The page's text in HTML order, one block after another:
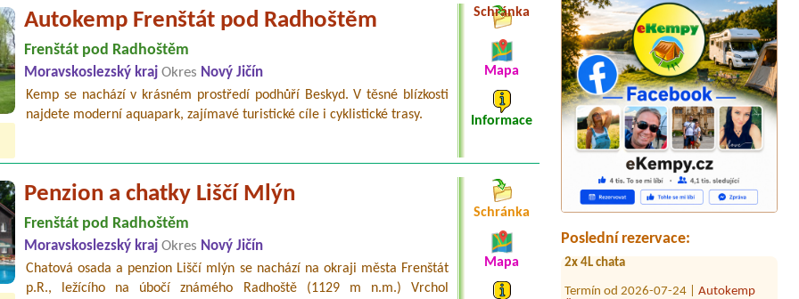
Poslední rezervace:
Termín od 2026-08-07 |Camp Horní
Malý karavan 1x
osada VZ Bítov**
Červený Hrádek
Autokemp Frenštát pod Radhoštěm
Frenštát pod Radhoštěm
Moravskoslezský krajOkres Nový Jičín
Kemp se nachází v krásném prostředí podhůří Beskyd. V těsné blízkosti
najdete moderní aquapark, zajímavé turistické cíle i cyklistické trasy.
Schránka
Mapa
Informace
Penzion a chatky Liščí Mlýn
Frenštát pod Radhoštěm
Moravskoslezský krajOkres Nový Jičín
Chatová osada a penzion Liščí mlýn se nachází na okraji města Frenštát
p.R., ležícího na úbočí známého Radhoště (1129 m n.m.) Vrchol
Schránka
Mapa